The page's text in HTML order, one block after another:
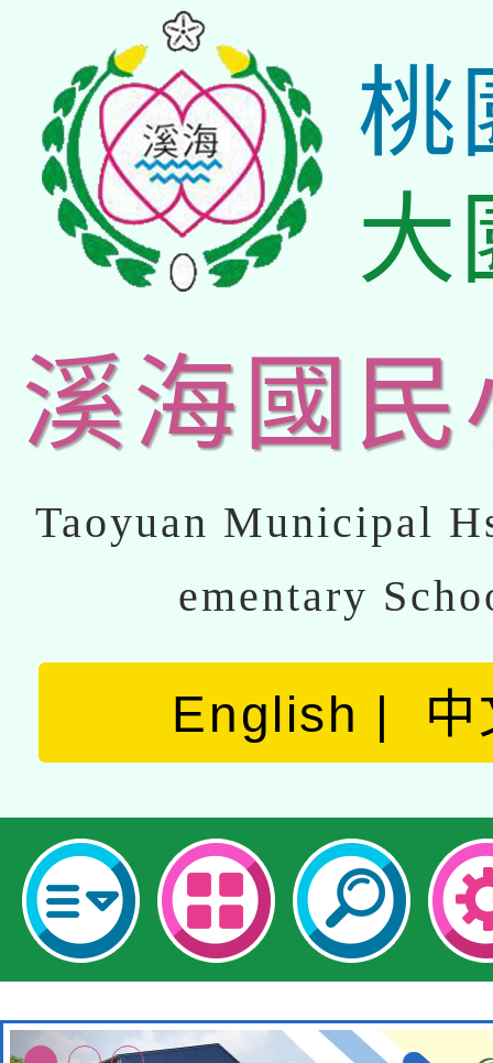
桃
大
溪海國民
Taoyuan Municipal
ementary
English 中